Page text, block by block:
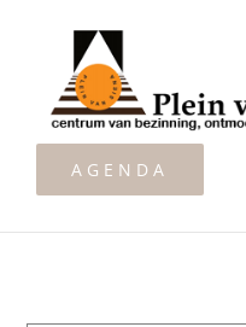
AGENDA